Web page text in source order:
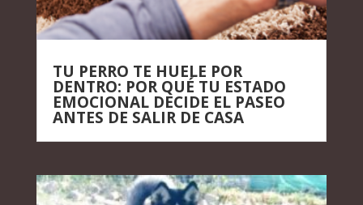
TU PERRO TE HUELE POR
DENTRO: POR QUÉ TU ESTADO
EMOCIONAL DECIDE EL PASEO
ANTES DE SALIR DE CASA